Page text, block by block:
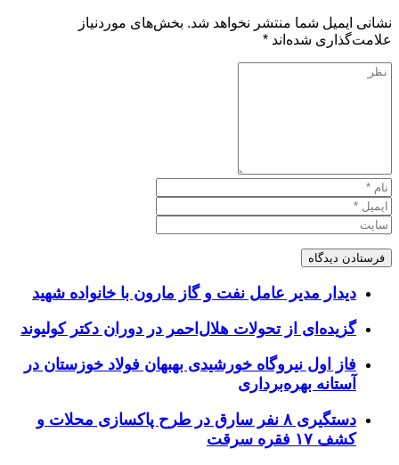
نشانی ایمیل شما منتشر نخواهد شد. بخش‌های موردنیاز
علامت‌گذاری شده‌اند *
دیدار مدیر عامل نفت و گاز مارون با خانواده شهید
گزیده‌ای از تحولات هلال‌احمر در دوران دکتر کولیوند
فاز اول نیروگاه خورشیدی بهبهان فولاد خوزستان در
آستانه بهره‌برداری
دستگیری ۸ نفر سارق در طرح پاکسازی محلات و
کشف ۱۷ فقره سرقت